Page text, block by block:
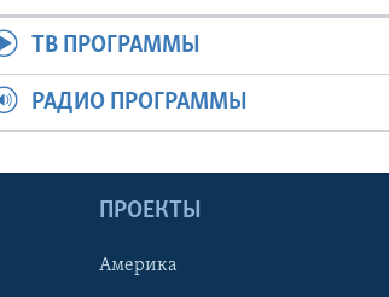
ТВ ПРОГРАММЫ
РАДИО ПРОГРАММЫ
ПРОЕКТЫ
Америка